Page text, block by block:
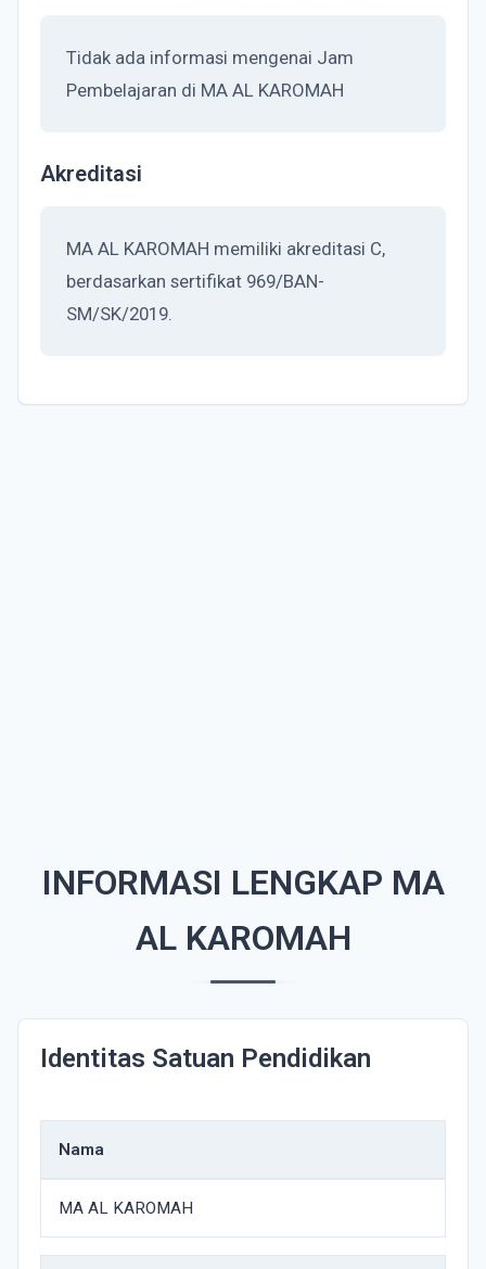
Tidak ada informasi mengenai Jam
Pembelajaran di MA AL KAROMAH
Akreditasi
MA AL KAROMAH memiliki akreditasi C,
berdasarkan sertifikat 969/BAN-
SM/SK/2019.
INFORMASI LENGKAP MA
AL KAROMAH
Identitas Satuan Pendidikan
Nama
MA AL KAROMAH